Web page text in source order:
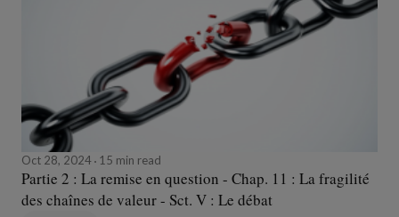
Oct 28, 2024 15 min read
Partie 2 : La remise en question - Chap. 11 : La fragilité
des chaînes de valeur - Sct. V : Le débat